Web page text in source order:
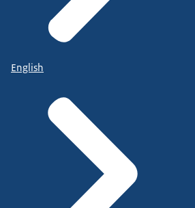
English